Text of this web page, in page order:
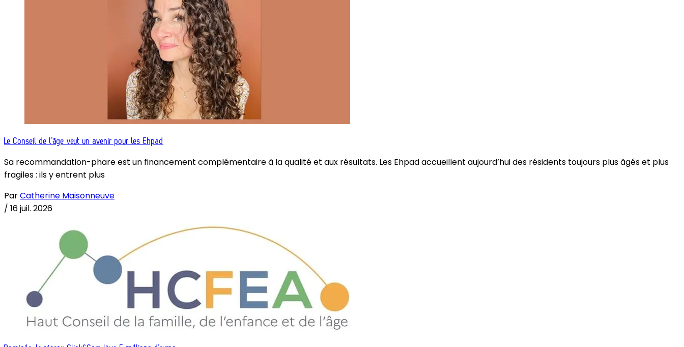
Le Conseil de l’âge veut un avenir pour les Ehpad
Sa recommandation-phare est un financement complémentaire à la qualité et aux résultats. Les Ehpad accueillent aujourd’hui des résidents toujours plus âgés et plus
fragiles : ils y entrent plus
ParCatherine Maisonneuve
/ 16 juil. 2026